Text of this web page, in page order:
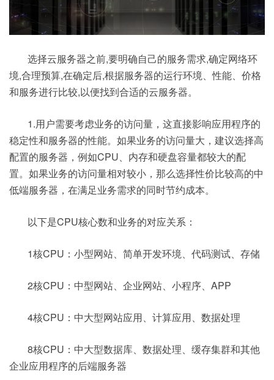
选择云服务器之前,要明确自己的服务需求,确定网络环
境,合理预算,在确定后,根据服务器的运行环境、性能、价格
和服务进行比较,以便找到合适的云服务器。
1.用户需要考虑业务的访问量，这直接影响应用程序的
稳定性和服务器的性能。如果业务的访问量大，建议选择高
配置的服务器，例如CPU、内存和硬盘容量都较大的配
置。如果业务的访问量相对较小，那么选择性价比较高的中
低端服务器，在满足业务需求的同时节约成本。
以下是CPU核心数和业务的对应关系：
1核CPU：小型网站、简单开发环境、代码测试、存储
2核CPU：中型网站、企业网站、小程序、APP
4核CPU：中大型网站应用、计算应用、数据处理
8核CPU：中大型数据库、数据处理、缓存集群和其他
企业应用程序的后端服务器